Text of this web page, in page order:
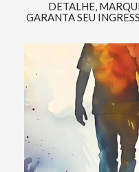
DETALHE,
GARANTA SEU